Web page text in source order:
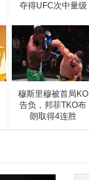
夺得UFC次中量级
穆斯里穆被首局KO
告负，邦菲TKO布
朗取得4连胜